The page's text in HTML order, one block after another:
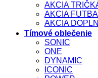
AKCIA
AKCIA
AKCIA
Tímové oblečenie
SONIC
ONE
DYNAMIC
ICONIC